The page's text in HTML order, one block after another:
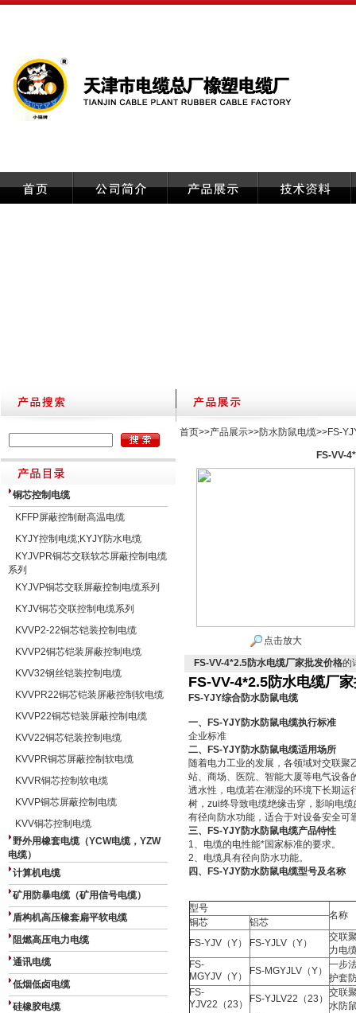
铜芯控制电缆
KFFP屏蔽控制耐高温电缆
KYJY控制电缆;KYJY防水电缆
KYJVPR铜芯交联软芯屏蔽控制电缆
系列
KYJVP铜芯交联屏蔽控制电缆系列
KYJV铜芯交联控制电缆系列
KVVP2-22铜芯铠装控制电缆
KVVP2铜芯铠装屏蔽控制电缆
KVV32钢丝铠装控制电缆
KVVPR22铜芯铠装屏蔽控制软电缆
KVVP22铜芯铠装屏蔽控制电缆
KVV22铜芯铠装控制电缆
KVVPR铜芯屏蔽控制软电缆
KVVR铜芯控制软电缆
KVVP铜芯屏蔽控制电缆
KVV铜芯控制电缆
野外用橡套电缆（YCW电缆，YZW
电缆）
计算机电缆
矿用防暴电缆（矿用信号电缆）
盾构机高压橡套扁平软电缆
阻燃高压电力电缆
通讯电缆
低烟低卤电缆
硅橡胶电缆
首页>>产品展示>>防水防鼠电缆>>FS-
FS-VV-
点击放大
FS-VV-4*2.5防水电缆厂家批发价格的
FS-VV-4*2.5防水电缆厂
FS-YJY综合防水防鼠电缆
一、 FS-YJY防水防鼠电缆执行标准
企业标准
二、
FS-YJY防水防鼠电缆适用场所
随着电力工业的发展，各领域对交联
站、商场、医院、智能大厦等电气设
透水性，电缆若在潮湿的环境下长期
树，zui终导致电缆绝缘击穿，影响电
有径向防水功能，适合于对设备安全可
三、
FS-YJY防水防鼠电缆产品特性
1、电缆的电性能*国家标准的要求。
2、电缆具有径向防水功能。
四、
FS-YJY防水防鼠电缆型号及名称
型号
名称
铜芯
铝芯
FS-YJV（Y）
FS-YJLV（Y）
交联
力电
FS-
MGYJV（Y）
FS-MGYJLV（Y）
一步
护套
FS-
YJV22（23）
FS-YJLV22（23）
交联
水防